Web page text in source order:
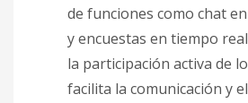
de funciones como chat
y encuestas en tiempo
la participación activa de
facilita la comunicación y